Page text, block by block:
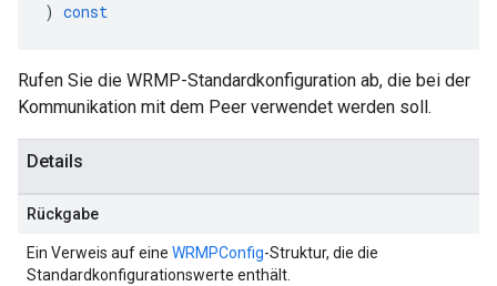
) const
Rufen Sie die WRMP-Standardkonfiguration ab, die bei der
Kommunikation mit dem Peer verwendet werden soll.
Details
Rückgabe
Ein Verweis auf eine WRMPConfig-Struktur, die die
Standardkonfigurationswerte enthält.